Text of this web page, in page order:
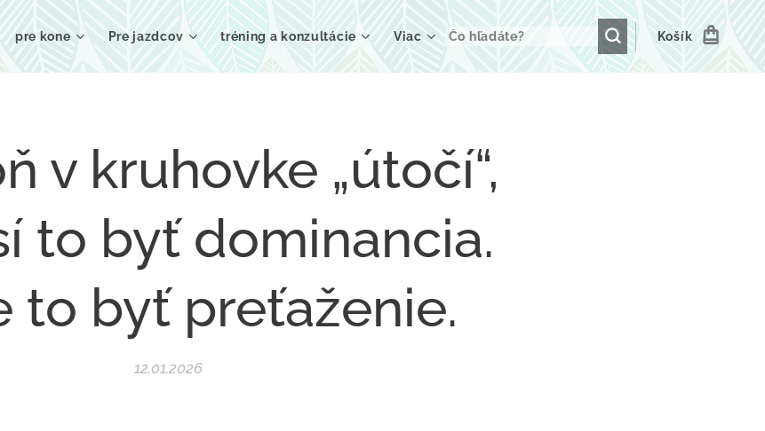
pre kone Pre jazdcov tréning a konzultácie Viac Košík
v kruhovke „útočí“,
to byť dominancia.
to byť preťaženie.
12.01.2026